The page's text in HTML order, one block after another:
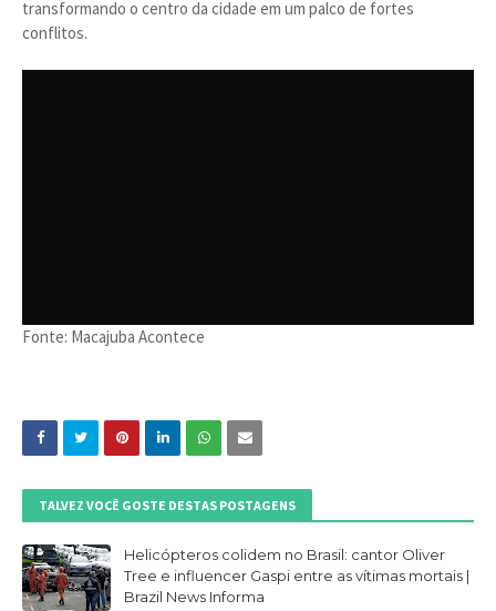
transformando o centro da cidade em um palco de fortes
conflitos.
Fonte: Macajuba Acontece
TALVEZ VOCÊ GOSTE DESTAS POSTAGENS
Helicópteros colidem no Brasil: cantor Oliver
Tree e influencer Gaspi entre as vítimas mortais |
Brazil News Informa